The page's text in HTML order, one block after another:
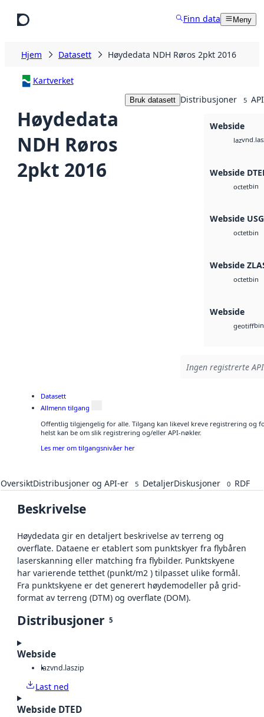
Finn data Meny
Hjem Datasett Høydedata NDH Røros 2pkt 2016
Kartverket
Høydedata
NDH Røros
2pkt 2016
Bruk datasett Distribusjoner 5
Webside
laz
Webside
octetbin
Webside
octetbin
Webside
octetbin
Webside
geotiffbin
Ingen registrerte
Datasett
Allmenn tilgang
Offentlig tilgjengelig for alle. Tilgang kan likevel kreve registrering og
helst kan be om slik registrering og/eller API-nøkler.
Les mer om tilgangsnivåer her
OversiktDistribusjoner og API-er 5 DetaljerDiskusjoner 0 RDF
Beskrivelse
Høydedata gir en detaljert beskrivelse av terreng og
overflate. Dataene er etablert som punktskyer fra flybåren
laserskanning eller matching fra flybilder. Punktskyene
har varierende tetthet (punkt/m2 ) tilpasset ulike formål.
Fra punktskyene er det generert høydemodeller på grid-
format av terreng (DTM) og overflate (DOM).
Distribusjoner 5
Webside
lazvnd.laszip
Last ned
Webside DTED